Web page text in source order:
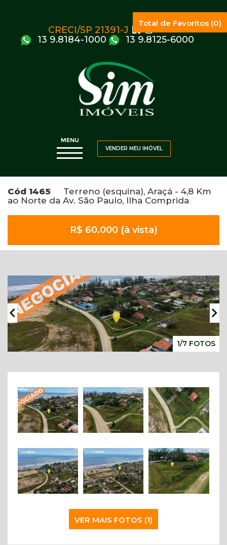
CRECI/SP 21391-J
13 9.8184-1000
13 9.8125-6000
Total de Favoritos (0)
VENDER MEU IMÓVEL
Cód 1465 Terreno (esquina), Araçá - 4,8 Km
ao Norte da Av. São Paulo, Ilha Comprida
R$ 60.000 (à vista)
1/7 FOTOS
VER MAIS FOTOS (1)